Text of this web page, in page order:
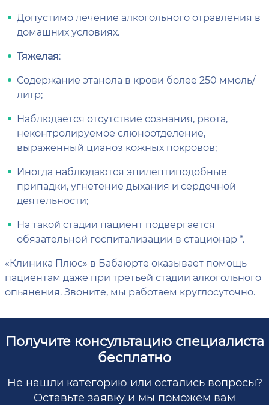
Допустимо лечение алкогольного отравления в
домашних условиях.
Тяжелая:
Содержание этанола в крови более 250 ммоль/
литр;
Наблюдается отсутствие сознания, рвота,
неконтролируемое слюноотделение,
выраженный цианоз кожных покровов;
Иногда наблюдаются эпилептиподобные
припадки, угнетение дыхания и сердечной
деятельности;
На такой стадии пациент подвергается
обязательной госпитализации в стационар *.
«Клиника Плюс» в Бабаюрте оказывает помощь
пациентам даже при третьей стадии алкогольного
опьянения. Звоните, мы работаем круглосуточно.
Получите консультацию специалиста
бесплатно
Не нашли категорию или остались вопросы?
Оставьте заявку и мы поможем вам